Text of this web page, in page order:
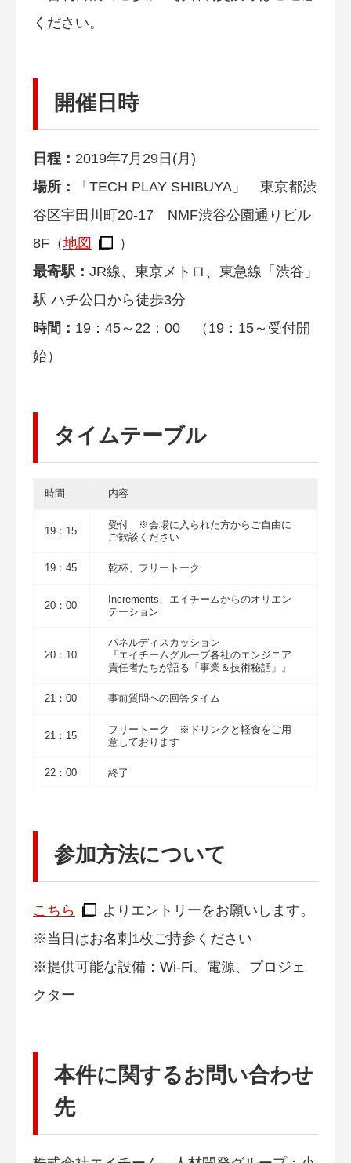
ください。
開催日時
日程： 2019年7月29日(月)
場所：
「TECH PLAY SHIBUYA」 東京都渋
谷区宇田川町20-17 NMF渋谷公園通りビル
8F（地図
）
最寄駅： JR線、東京メトロ、東急線「渋谷」
駅 ハチ公口から徒歩3分
時間： 19：45～22：00 （19：15～受付開
始）
タイムテーブル
時間 内容
19：15
受付 ※会場に入られた方からご自由に
ご歓談ください
19：45 乾杯、フリートーク
20：00
Increments、エイチームからのオリエン
テーション
20：10
パネルディスカッション
『エイチームグループ各社のエンジニア
責任者たちが語る「事業＆技術秘話」』
21：00 事前質問への回答タイム
21：15
フリートーク ※ドリンクと軽食をご用
意しております
22：00 終了
参加方法について
こちら
よりエントリーをお願いします。
※当日はお名刺1枚ご持参ください
※提供可能な設備：Wi-Fi、電源、プロジェ
クター
本件に関するお問い合わせ
先